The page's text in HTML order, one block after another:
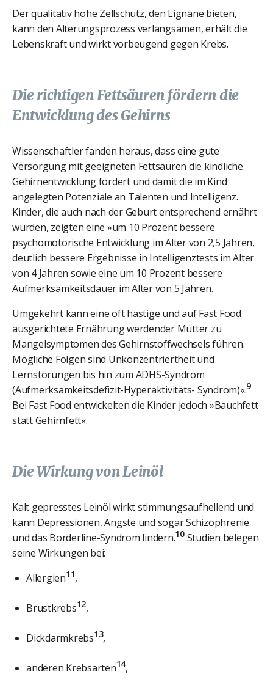
Der qualitativ hohe Zellschutz, den Lignane bieten,
kann den Alterungsprozess verlangsamen, erhält die
Lebenskraft und wirkt vorbeugend gegen Krebs.
Die richtigen Fettsäuren fördern die
Entwicklung des Gehirns
Wissenschaftler fanden heraus, dass eine gute
Versorgung mit geeigneten Fettsäuren die kindliche
Gehirnentwicklung fördert und damit die im Kind
angelegten Potenziale an Talenten und Intelligenz.
Kinder, die auch nach der Geburt entsprechend ernährt
wurden, zeigten eine »um 10 Prozent bessere
psychomotorische Entwicklung im Alter von 2,5 Jahren,
deutlich bessere Ergebnisse in Intelligenztests im Alter
von 4 Jahren sowie eine um 10 Prozent bessere
Aufmerksamkeitsdauer im Alter von 5 Jahren.
Umgekehrt kann eine oft hastige und auf Fast Food
ausgerichtete Ernährung werdender Mütter zu
Mangelsymptomen des Gehirnstoffwechsels führen.
Mögliche Folgen sind Unkonzentriertheit und
Lernstörungen bis hin zum ADHS-Syndrom
(Aufmerksamkeitsdefizit-Hyperaktivitäts- Syndrom)«.9
Bei Fast Food entwickelten die Kinder jedoch »Bauchfett
statt Gehirnfett«.
Die Wirkung von Leinöl
Kalt gepresstes Leinöl wirkt stimmungsaufhellend und
kann Depressionen, Ängste und sogar Schizophrenie
und das Borderline-Syndrom lindern.10Studien belegen
seine Wirkungen bei:
Allergien11,
Brustkrebs12,
Dickdarmkrebs13,
anderen Krebsarten14,